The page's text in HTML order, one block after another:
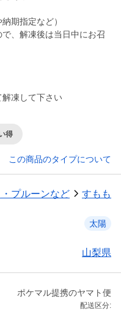
期指定など）
、解凍後は当日中にお召
凍して下さい
得
この商品のタイプについて
プルーンなど すもも
太陽
山梨県
ポケマル提携のヤマト便
配送区分: